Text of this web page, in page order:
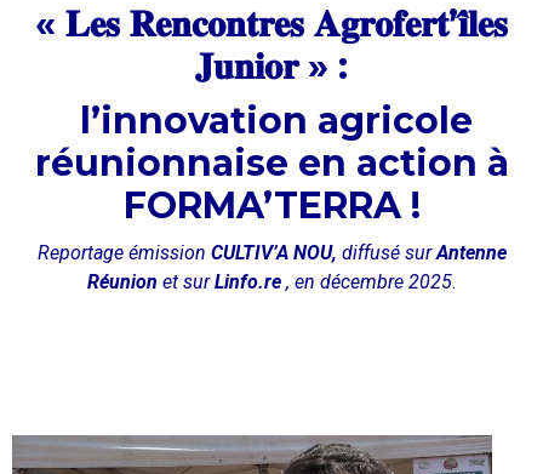
« 𝐋𝐞𝐬 𝐑𝐞𝐧𝐜𝐨𝐧𝐭𝐫𝐞𝐬 𝐀𝐠𝐫𝐨𝐟𝐞𝐫𝐭’𝐢̂𝐥𝐞𝐬
𝐉𝐮𝐧𝐢𝐨𝐫 » :
l’innovation agricole
réunionnaise en action à
FORMA’TERRA !
Reportage émission CULTIV’A NOU, diffusé surAntenne
Réunion et surLinfo.re, en décembre 2025.